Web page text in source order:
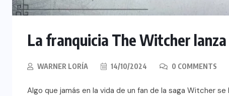
La franquicia The Witcher
WARNER LORÍA 14/10/2024 0 COMMENTS
Algo que jamás en la vida de un fan de la saga Witcher